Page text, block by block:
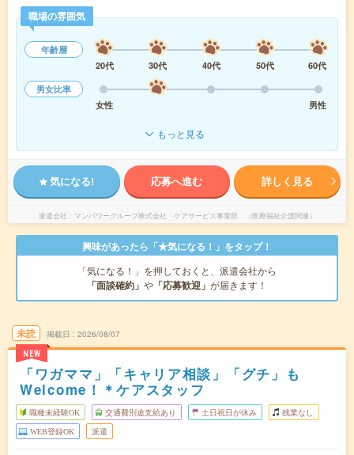
職場の雰囲気
年齢層
20代
30代 40代 50代
60代
男女比率
女性
男性
もっと見る
気になる! 応募へ進む 詳しく見る
派遣会社 マンパワーグループ株式会社 ケアサービス事業部 （医療福祉介護関連）
興味があったら「★気になる！」をタップ！
「気になる！」を押しておくと、派遣会社から
「面談確約」 や 「応募歓迎」 が届きます！
未読
NEW
掲載日 2026/08/07
「ワガママ」「キャリア相談」「グチ」も
Welcome！＊ケアスタッフ
職種未経験OK 交通費別途支給あり 土日祝日が休み 残業なし
WEB登録OK 派遣